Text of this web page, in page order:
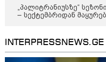
წელს
„პალიტრანიუსზე“
– სექტემბრიდან
INTERPRESSNEWS.GE